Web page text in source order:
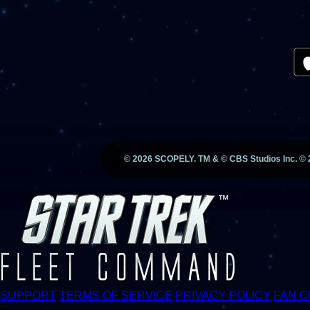
© 2026SCOPELY. TM & © CBS Studios Inc. ©
SUPPORT TERMS OF SERVICE PRIVACY POLICY FAN